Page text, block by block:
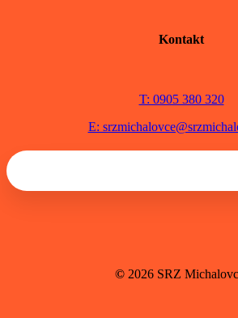
Kontakt
T: 0905 380 320
E:
© 2026 SRZ